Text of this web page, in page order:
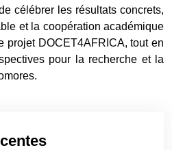
célébrer les résultats concrets,
et la coopération académique
projet DOCET4AFRICA, tout en
pour la recherche et la